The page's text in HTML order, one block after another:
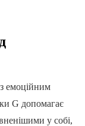
з емоційним
G допомагає
у собі,